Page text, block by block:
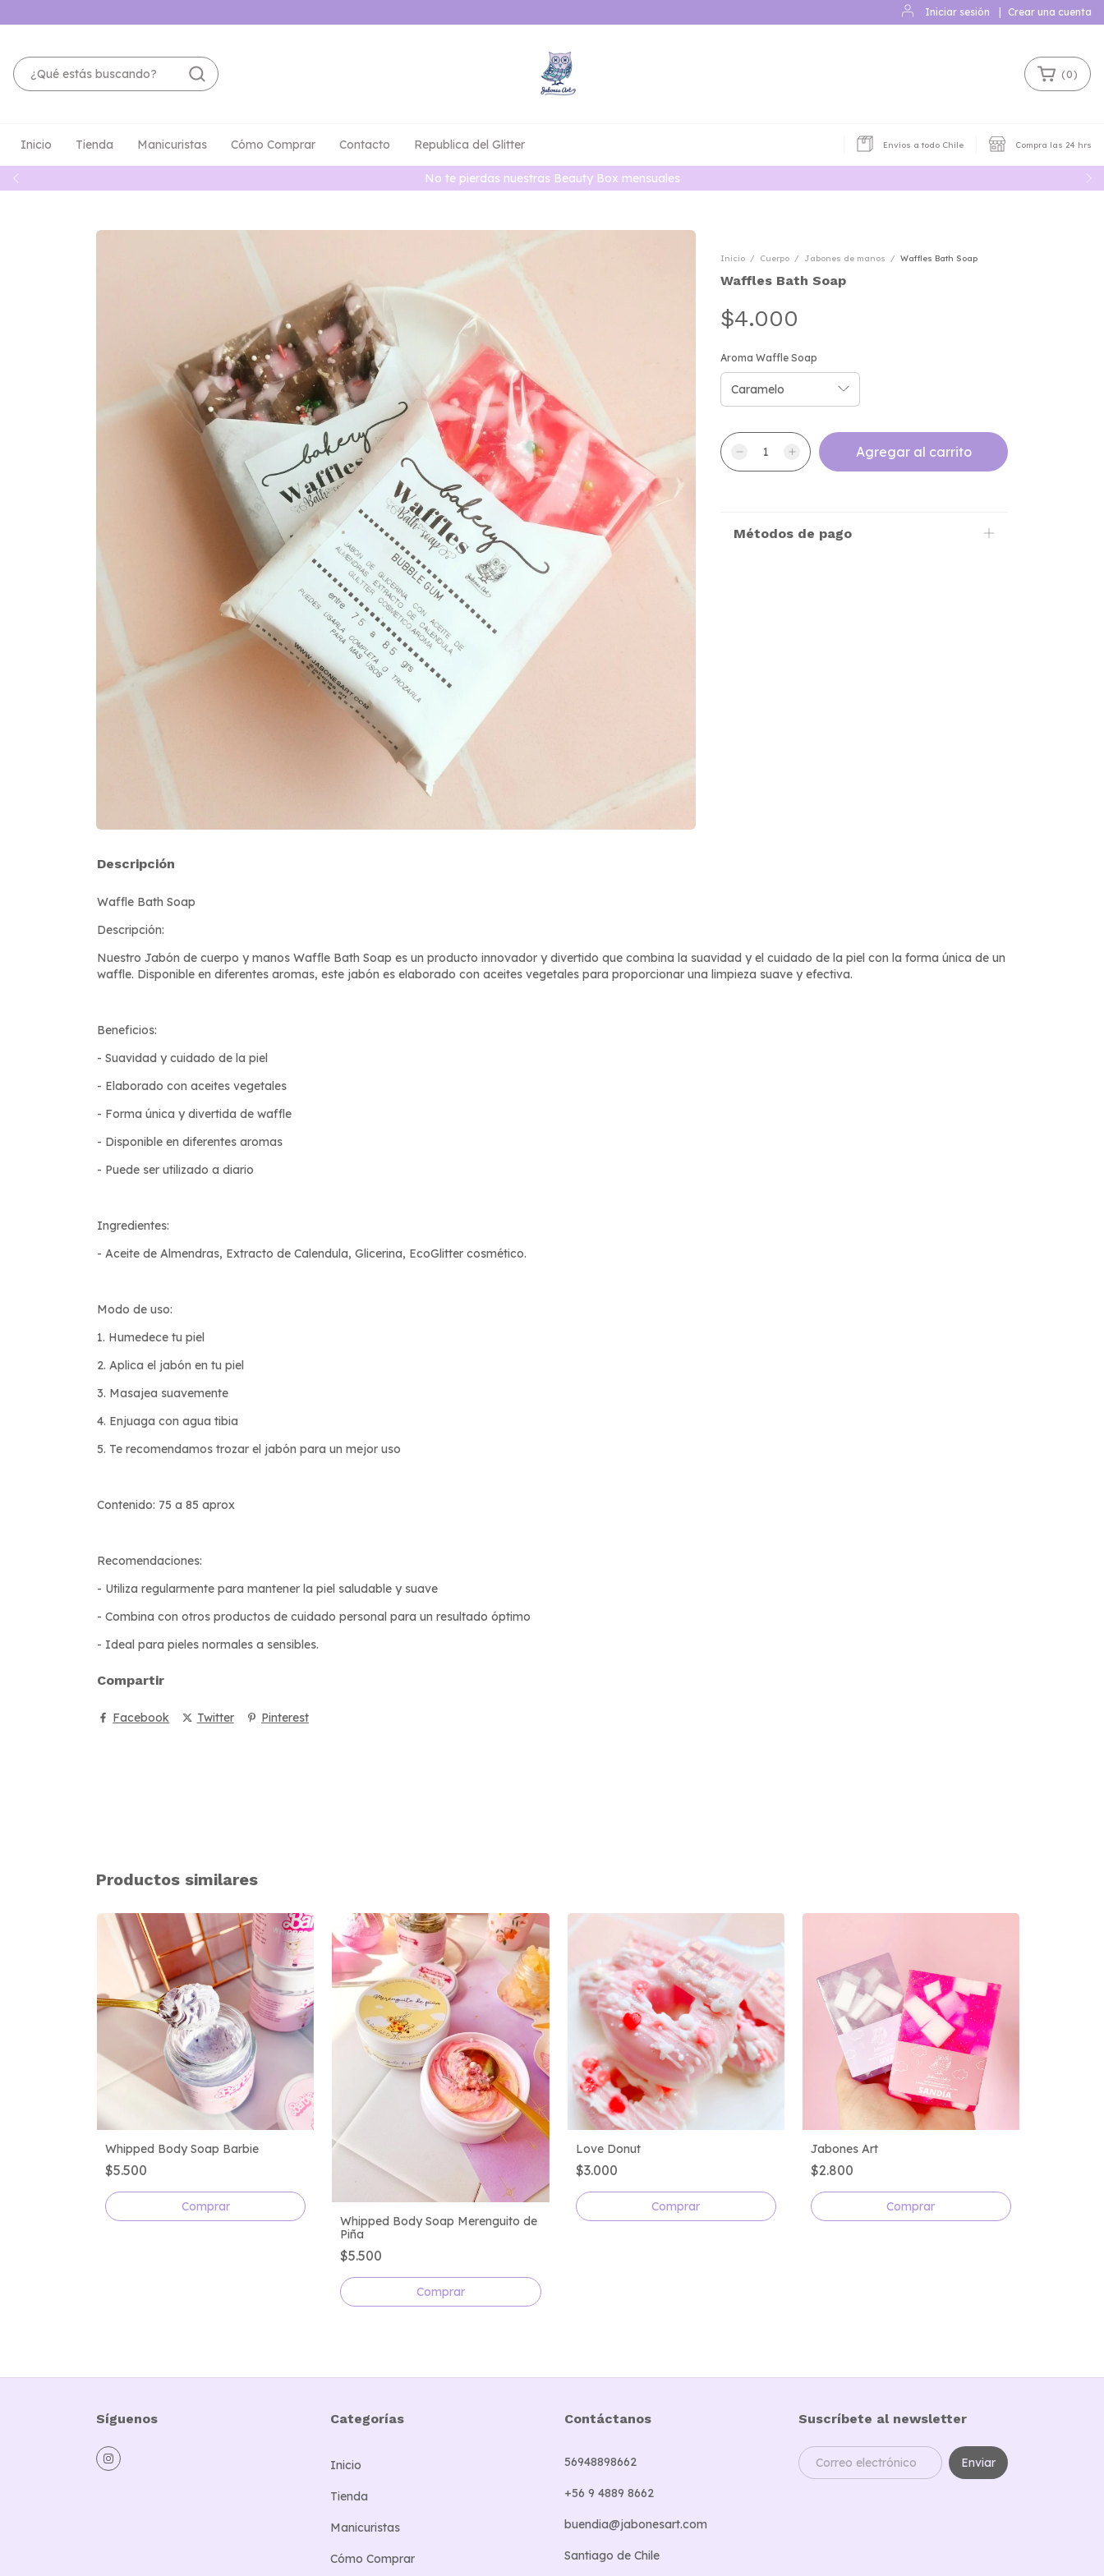
Iniciar sesión Crear una cuenta
No te pierdas nuestras Beauty Box mensuales
(0)
Inicio Tienda Manicuristas Cómo Comprar Contacto Republica del Glitter Envios a todo Chile Compra las 24 hrs
Inicio / Cuerpo / Jabones de manos / Waffles Bath Soap
Waffles Bath Soap
$4.000
Aroma Waffle Soap
Métodos de pago
Descripción
Waffle Bath Soap
Descripción:
Nuestro Jabón de cuerpo y manos Waffle Bath Soap es un producto innovador y divertido que combina la suavidad y el cuidado de la piel con la forma única de un
waffle. Disponible en diferentes aromas, este jabón es elaborado con aceites vegetales para proporcionar una limpieza suave y efectiva.
Beneficios:
- Suavidad y cuidado de la piel
- Elaborado con aceites vegetales
- Forma única y divertida de waffle
- Disponible en diferentes aromas
- Puede ser utilizado a diario
Ingredientes:
- Aceite de Almendras, Extracto de Calendula, Glicerina, EcoGlitter cosmético.
Modo de uso:
1. Humedece tu piel
2. Aplica el jabón en tu piel
3. Masajea suavemente
4. Enjuaga con agua tibia
5. Te recomendamos trozar el jabón para un mejor uso
Contenido: 75 a 85 aprox
Recomendaciones:
- Utiliza regularmente para mantener la piel saludable y suave
- Combina con otros productos de cuidado personal para un resultado óptimo
- Ideal para pieles normales a sensibles.
Compartir
Facebook Twitter Pinterest
Productos similares
Whipped Body Soap Barbie
$5.500
Whipped Body Soap Merenguito de
Piña
$5.500
Love Donut
$3.000
Comprar
Jabones Art
$2.800
Comprar
Síguenos Categorías
Inicio
Tienda
Manicuristas
Cómo Comprar
Contáctanos
56948898662
+56 9 4889 8662
buendia@jabonesart.com
Santiago de Chile
Suscríbete al newsletter